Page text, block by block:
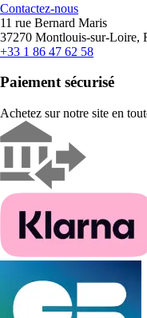
Contactez-nous
11 rue Bernard Maris
37270 Montlouis-sur-Loire,
+33 1 86 47 62 58
Paiement sécurisé
Achetez sur notre site en